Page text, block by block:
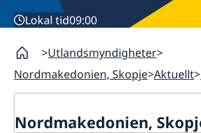
Lokal tid09:00
Utlandsmyndigheter
Nordmakedonien, Skopje Aktuellt
Nordmakedonien,